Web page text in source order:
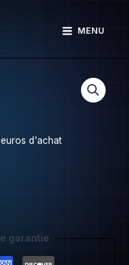
MENU
d'achat
garantie